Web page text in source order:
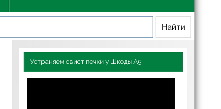
Устраняем свист печки у Шкоды А5